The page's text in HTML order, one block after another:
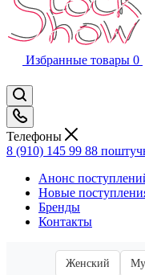
Избранные товары 0
Телефоны
8 (910) 145 99 88
Анонс
Новые
Бренды
Контакты
Женский